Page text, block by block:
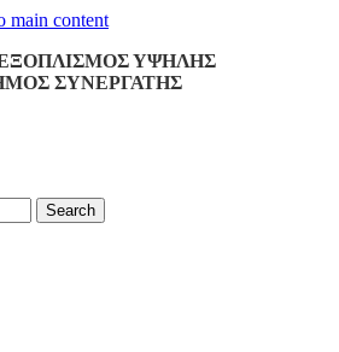
main content
ΥΨΗΛΗΣ
ΣΥΝΕΡΓΑΤΗΣ
Search